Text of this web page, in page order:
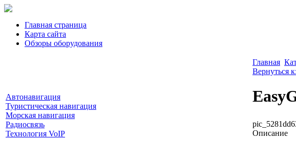
Главная страница
Карта сайта
Обзоры оборудования
Автонавигация
Туристическая навигация
Морская навигация
Радиосвязь
Технология VoIP
Главная
Вернуться
Описание